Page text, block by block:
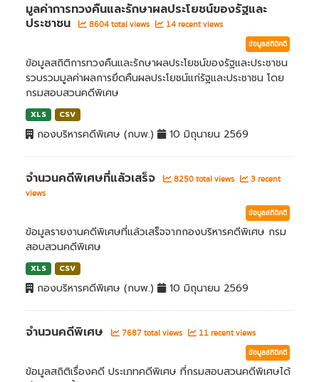
มูลค่าการทวงคืนและรักษาผลประโยชน์ของรัฐและ
ประชาชน
8604 total views 14 recent views
ข้อมูลสถิติคดี
ข้อมูลสถิติการทวงคืนและรักษาผลประโยชน์ของรัฐและประชาชน
รวบรวมมูลค่าผลการยึดคืนผลประโยชน์แก่รัฐและประชาชน โดย
กรมสอบสวนคดีพิเศษ
XLS CSV
กองบริหารคดีพิเศษ (กบพ.) 10 มิถุนายน 2569
จำนวนคดีพิเศษที่แล้วเสร็จ 8250 total views
3 recent
views
ข้อมูลสถิติคดี
ข้อมูลรายงานคดีพิเศษที่แล้วเสร็จจากกองบริหารคดีพิเศษ กรม
สอบสวนคดีพิเศษ
XLS CSV
กองบริหารคดีพิเศษ (กบพ.) 10 มิถุนายน 2569
จำนวนคดีพิเศษ 7687 total views 11 recent views
ข้อมูลสถิติคดี
ข้อมูลสถิติเรื่องคดี ประเภทคดีพิเศษ ที่กรมสอบสวนคดีพิเศษได้